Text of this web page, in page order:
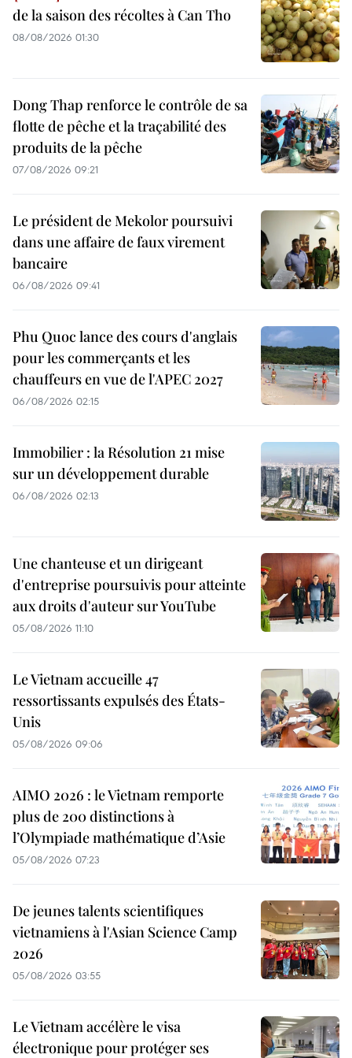
de la saison des récoltes à Can Tho
08/08/2026 01:30
Dong Thap renforce le contrôle de sa
flotte de pêche et la traçabilité des
produits de la pêche
07/08/2026 09:21
Le président de Mekolor poursuivi
dans une affaire de faux virement
bancaire
06/08/2026 09:41
Phu Quoc lance des cours d'anglais
pour les commerçants et les
chauffeurs en vue de l'APEC 2027
06/08/2026 02:15
Immobilier : la Résolution 21 mise
sur un développement durable
06/08/2026 02:13
Une chanteuse et un dirigeant
d'entreprise poursuivis pour atteinte
aux droits d'auteur sur YouTube
05/08/2026 11:10
Le Vietnam accueille 47
ressortissants expulsés des États-
Unis
05/08/2026 09:06
AIMO 2026 : le Vietnam remporte
plus de 200 distinctions à
l’Olympiade mathématique d’Asie
05/08/2026 07:23
De jeunes talents scientifiques
vietnamiens à l'Asian Science Camp
2026
05/08/2026 03:55
Le Vietnam accélère le visa
électronique pour protéger ses